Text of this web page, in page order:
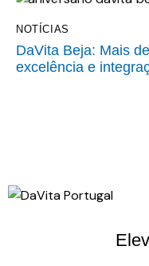
NOTÍCIAS
DaVita Beja: Mais
excelência e